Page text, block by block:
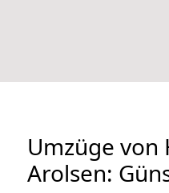
Umzüge von
Arolsen: